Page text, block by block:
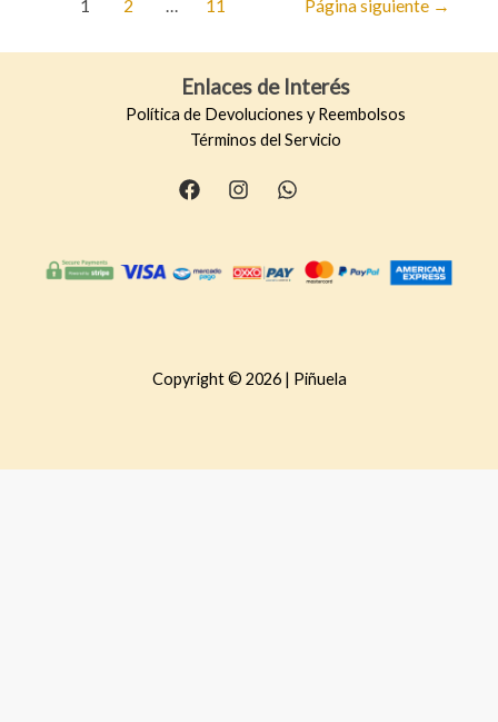
entradas
1 2 … 11 Página siguiente →
Enlaces de Interés
Política de Devoluciones y Reembolsos
Términos del Servicio
Copyright © 2026 | Piñuela